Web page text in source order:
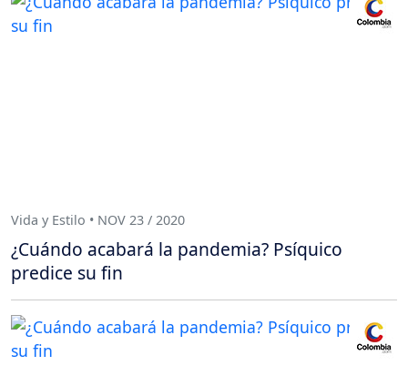
Vida y Estilo • NOV 23 / 2020
¿Cuándo acabará la pandemia? Psíquico
predice su fin